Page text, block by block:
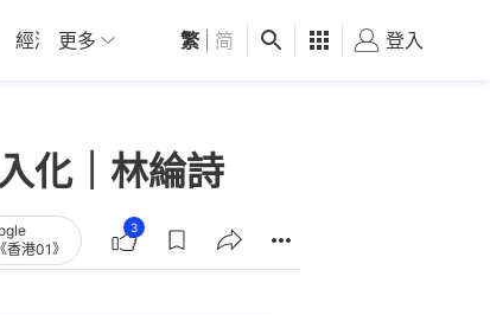
經濟 01深圳 觀點 健康 好食玩飛
更多 繁 简 登入
化｜林綸詩
香港01》
3